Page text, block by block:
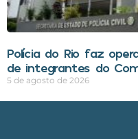
Polícia do Rio faz
de integrantes do
5 de agosto de 2026